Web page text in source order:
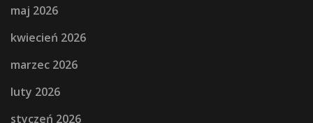
maj 2026
kwiecień 2026
marzec 2026
luty 2026
styczeń 2026